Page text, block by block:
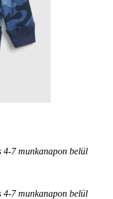
4-7 munkanapon belül
4-7 munkanapon belül